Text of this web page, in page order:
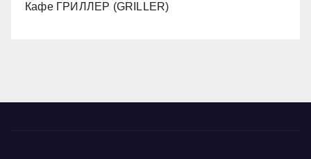
Кафе ГРИЛЛЕР (GRILLER)